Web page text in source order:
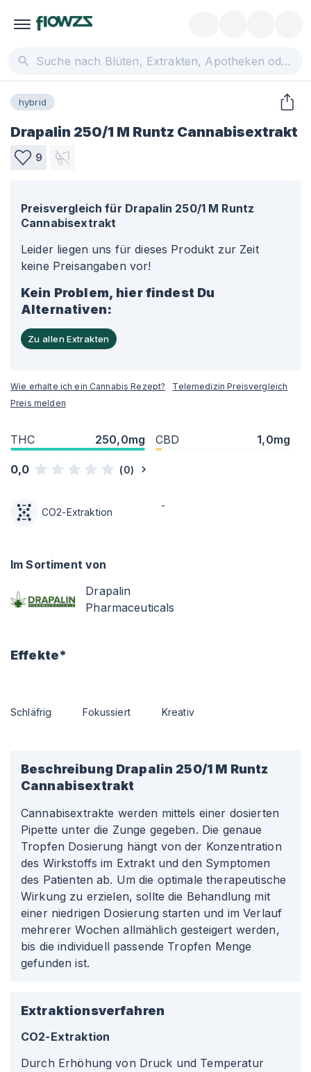
hybrid
Drapalin 250/1 M Runtz Cannabisextrakt
9
Preisvergleich für Drapalin 250/1 M Runtz
Cannabisextrakt
Leider liegen uns für dieses Produkt zur Zeit
keine Preisangaben vor!
Kein Problem, hier findest Du
Alternativen:
Zu allen Extrakten
Wie erhalte ich ein Cannabis Rezept?
Telemedizin Preisvergleich
Preis melden
THC 250,0mg CBD 1,0mg
0,0 (0)
CO2-Extraktion
-
Im Sortiment von
Drapalin
Pharmaceuticals
Effekte*
Schläfrig Fokussiert Kreativ
Beschreibung Drapalin 250/1 M Runtz
Cannabisextrakt
Cannabisextrakte werden mittels einer dosierten
Pipette unter die Zunge gegeben. Die genaue
Tropfen Dosierung hängt von der Konzentration
des Wirkstoffs im Extrakt und den Symptomen
des Patienten ab. Um die optimale therapeutische
Wirkung zu erzielen, sollte die Behandlung mit
einer niedrigen Dosierung starten und im Verlauf
mehrerer Wochen allmählich gesteigert werden,
bis die individuell passende Tropfen Menge
gefunden ist.
Extraktionsverfahren
CO2-Extraktion
Durch Erhöhung von Druck und Temperatur